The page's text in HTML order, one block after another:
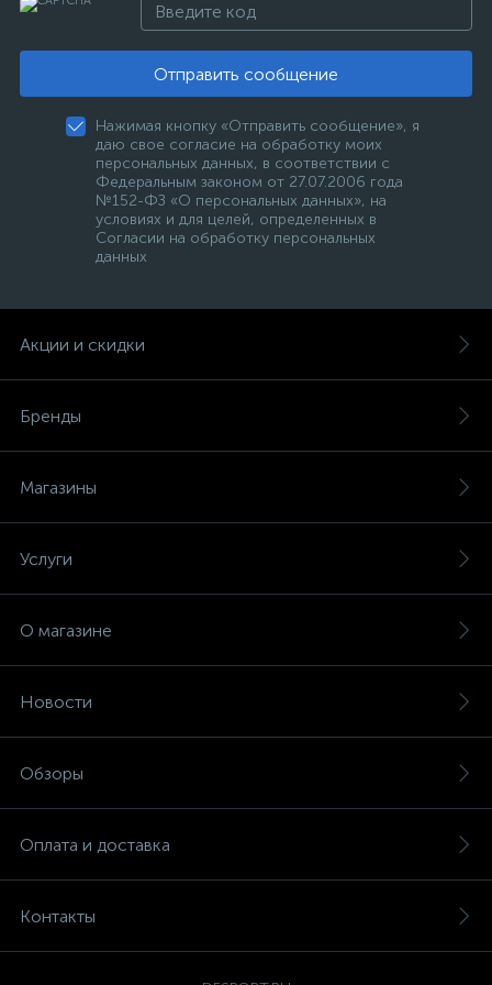
Отправить сообщение
Нажимая кнопку «Отправить сообщение», я
даю свое согласие на обработку моих
персональных данных, в соответствии с
Федеральным законом от 27.07.2006 года
№152-ФЗ «О персональных данных», на
условиях и для целей, определенных в
Согласии на обработку персональных
данных
Акции и скидки
Бренды
Магазины
Услуги
О магазине
Новости
Обзоры
Оплата и доставка
Контакты